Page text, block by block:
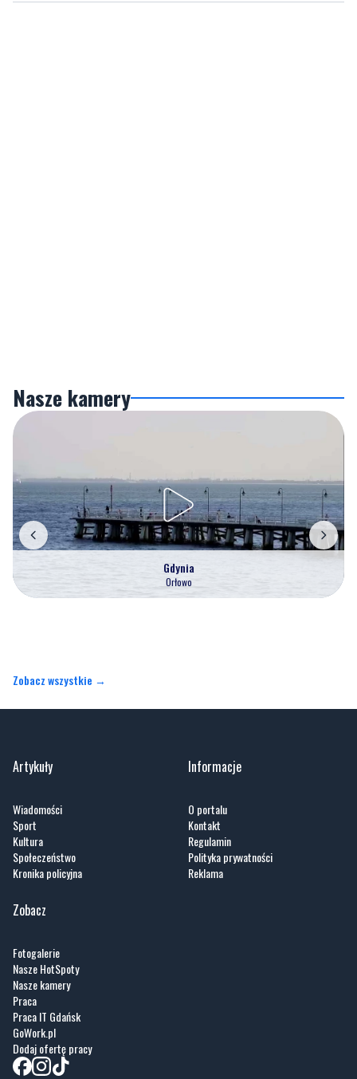
Nasze kamery
Gdynia
Orłowo
Zobacz wszystkie →
Artykuły
Wiadomości
Sport
Kultura
Społeczeństwo
Kronika policyjna
Informacje
O portalu
Kontakt
Regulamin
Polityka prywatności
Reklama
Zobacz
Fotogalerie
Nasze HotSpoty
Nasze kamery
Praca
Praca IT Gdańsk
GoWork.pl
Dodaj ofertę pracy